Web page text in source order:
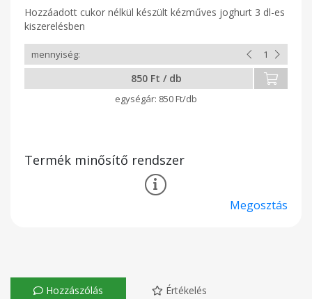
Hozzáadott cukor nélkül készült kézműves joghurt 3 dl-es
kiszerelésben
850 Ft / db
850 Ft/db
Termék minősítő rendszer
Megosztás
Hozzászólás Értékelés